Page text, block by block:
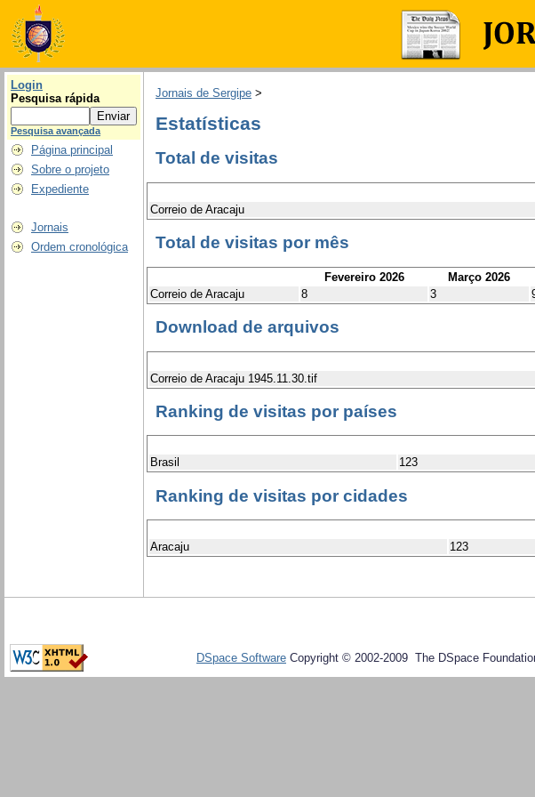
Login
Pesquisa rápida
Pesquisa avançada
Página principal
Sobre o projeto
Expediente
Jornais
Ordem cronológica
Jornais de Sergipe >
Estatísticas
Total de visitas
Correio de Aracaju
Total de visitas por mês
Fevereiro 2026 Março 2026
Correio de Aracaju
8 3
Download de arquivos
Correio de Aracaju 1945.11.30.tif
Ranking de visitas por países
Brasil
123
Ranking de visitas por cidades
Aracaju
123
DSpace Software Copyright © 2002-2009 The DSpace